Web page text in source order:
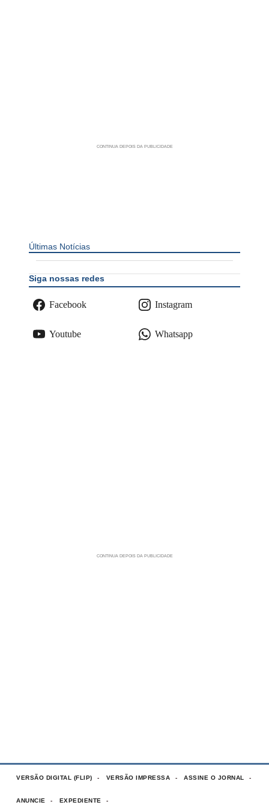
Últimas Notícias
Siga nossas redes
Facebook Instagram
Youtube Whatsapp
VERSÃO DIGITAL (FLIP) VERSÃO IMPRESSA ASSINE O JORNAL
ANUNCIE EXPEDIENTE